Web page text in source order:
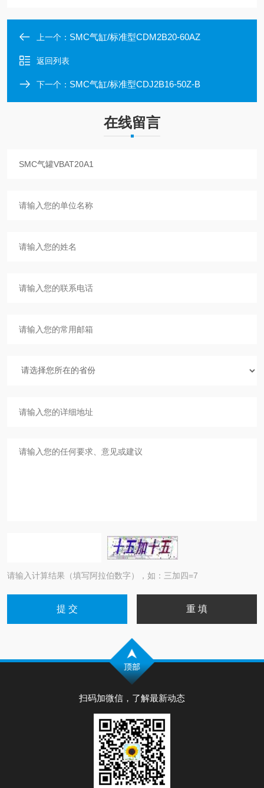
上一个： SMC气缸/标准型CDM2B20-60AZ
返回列表
下一个： SMC气缸/标准型CDJ2B16-50Z-B
在线留言
请输入计算结果（填写阿拉伯数字），如：三加四=7
扫码加微信，了解最新动态